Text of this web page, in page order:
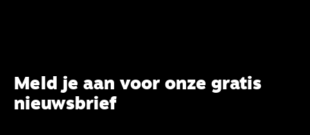
Meld je aan voor onze gratis
nieuwsbrief